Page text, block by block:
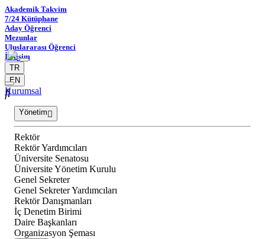
Akademik Takvim
7/24 Kütüphane
Aday Öğrenci
Mezunlar
Uluslararası Öğrenci
İletişim
TR
EN
Kurumsal
Yönetim
Rektör
Rektör Yardımcıları
Üniversite Senatosu
Üniversite Yönetim Kurulu
Genel Sekreter
Genel Sekreter Yardımcıları
Rektör Danışmanları
İç Denetim Birimi
Daire Başkanları
Organizasyon Şeması